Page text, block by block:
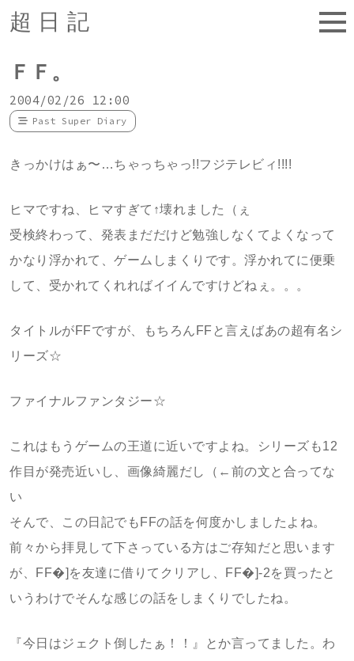
超日記
ＦＦ。
2004/02/26 12:00
Past Super Diary
きっかけはぁ〜…ちゃっちゃっ!!フジテレビィ!!!!
ヒマですね、ヒマすぎて↑壊れました（ぇ
受検終わって、発表まだだけど勉強しなくてよくなって
かなり浮かれて、ゲームしまくりです。浮かれてに便乗
して、受かれてくれればイイんですけどねぇ。。。
タイトルがFFですが、もちろんFFと言えばあの超有名シ
リーズ☆
ファイナルファンタジー☆
これはもうゲームの王道に近いですよね。シリーズも12
作目が発売近いし、画像綺麗だし（←前の文と合ってな
い
そんで、この日記でもFFの話を何度かしましたよね。
前々から拝見して下さっている方はご存知だと思います
が、FF�]を友達に借りてクリアし、FF�]-2を買ったと
いうわけでそんな感じの話をしまくりでしたね。
『今日はジェクト倒したぁ！！』とか言ってました。わ